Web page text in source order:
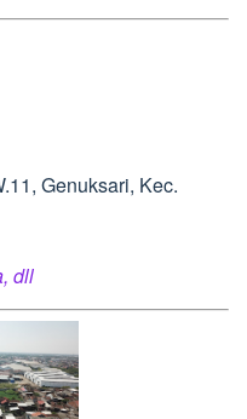
Genuksari, Kec.
dll